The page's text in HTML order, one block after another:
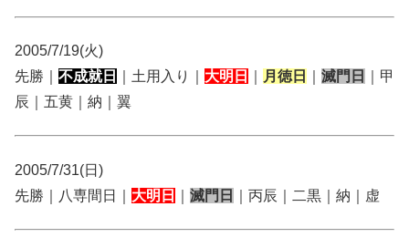
2005/7/19(火)
先勝｜ 不成就日 ｜土用入り｜ 大明日 月徳日 滅門日
｜甲
辰｜五黄｜納｜翼
2005/7/31(日)
先勝｜八専間日｜ 大明日 滅門日 ｜丙辰｜二黒｜納｜虚